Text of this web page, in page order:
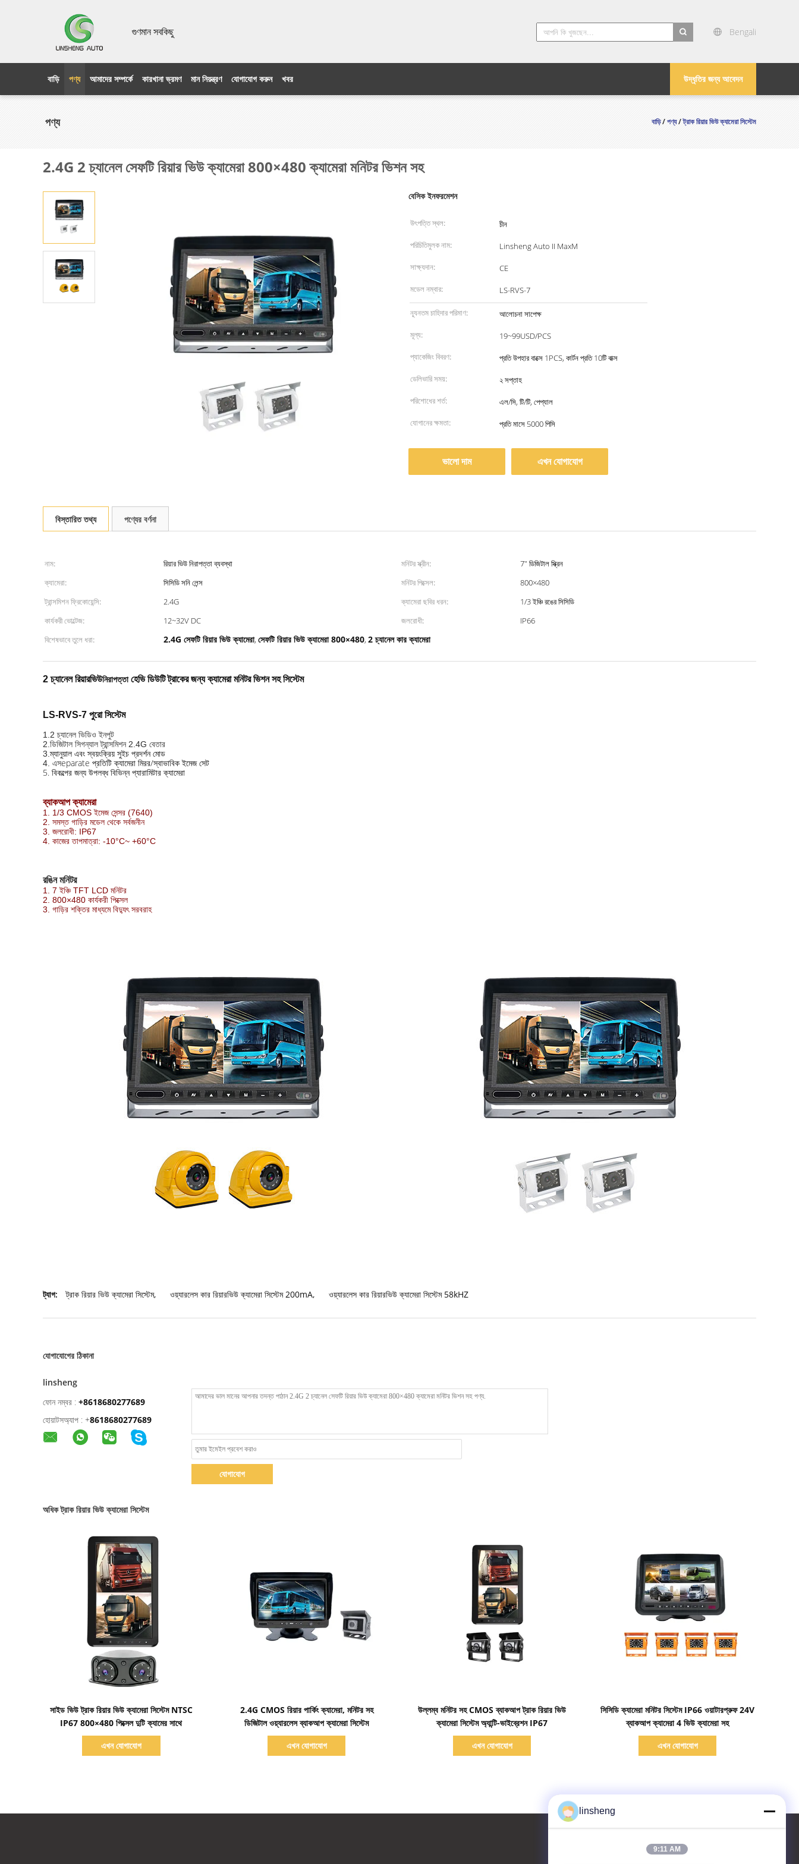
গুণমান সবকিছু Bengali
উদ্ধৃতির জন্য আবেদন
বাড়ি পণ্য আমাদের সম্পর্কে কারখানা ভ্রমণ মান নিয়ন্ত্রণ যোগাযোগ করুন খবর
পণ্য বাড়ি/পণ্য/ট্রাক রিয়ার ভিউ ক্যামেরা সিস্টেম
2.4G 2 চ্যানেল সেফটি রিয়ার ভিউ ক্যামেরা 800×480 ক্যামেরা মনিটর ভিশন সহ
বেসিক ইনফরমেশন
উৎপত্তি স্থল:
চীন
পরিচিতিমুলক নাম:
Linsheng Auto II MaxM
সাক্ষ্যদান:
CE
মডেল নম্বার:
LS-RVS-7
ন্যূনতম চাহিদার পরিমাণ:
আলোচনা সাপেক্ষ
মূল্য:
19~99USD/PCS
প্যাকেজিং বিবরণ:
প্রতি উপহার বাক্সে 1PCS, কার্টন প্রতি 10টি বাক্স
ডেলিভারি সময়:
২ সপ্তাহ
পরিশোধের শর্ত:
এল/সি, টি/টি, পেপ্যাল
যোগানের ক্ষমতা:
প্রতি মাসে 5000 পিসি
ভালো দাম এখন যোগাযোগ
বিস্তারিত তথ্য পণ্যের বর্ণনা
নাম: রিয়ার ভিউ নিরাপত্তা ব্যবস্থা মনিটর স্ক্রীন:
7" ডিজিটাল স্ক্রিন
ক্যামেরা:
সিসিডি সনি লেন্স মনিটর পিক্সেল:
800×480
ট্রান্সমিশন ফ্রিকোয়েন্সি:
2.4G ক্যামেরা ছবির ধরন:
1/3 ইঞ্চি রঙের সিসিডি
কার্যকরী ভোল্টেজ:
12~32V DC জলরোধী:
IP66
বিশেষভাবে তুলে ধরা:
2.4G সেফটি রিয়ার ভিউ ক্যামেরা, সেফটি রিয়ার ভিউ ক্যামেরা 800×480, 2 চ্যানেল কার ক্যামেরা
2 চ্যানেল রিয়ারভিউনিরাপত্তা হেভি ডিউটি ​​ট্রাকের জন্য ক্যামেরা মনিটর ভিশন সহ সিস্টেম
LS-RVS-7 পুরো সিস্টেম
1. 2 চ্যানেল ভিডিও ইনপুট
2. ডিজিটাল সিগন্যাল ট্রান্সমিশন 2.4G বেতার
3.ম্যানুয়াল এবং স্বয়ংক্রিয় সুইচ প্রদর্শন মোড
4. এসeparate প্রতিটি ক্যামেরা মিরর/স্বাভাবিক ইমেজ সেট
5. বিকল্পের জন্য উপলব্ধ বিভিন্ন প্যারামিটার ক্যামেরা
ব্যাকআপ ক্যামেরা
1. 1/3 CMOS ইমেজ সেন্সর (7640)
2. সমস্ত গাড়ির মডেল থেকে সর্বজনীন
3. জলরোধী: IP67
4. কাজের তাপমাত্রা: -10°C~ +60°C
রঙিন মনিটর
1. 7 ইঞ্চি TFT LCD মনিটর
2. 800×480 কার্যকরী পিক্সেল
3. গাড়ির শক্তির মাধ্যমে বিদ্যুৎ সরবরাহ
ট্যাগ: ট্রাক রিয়ার ভিউ ক্যামেরা সিস্টেম, ওয়্যারলেস কার রিয়ারভিউ ক্যামেরা সিস্টেম 200mA, ওয়্যারলেস কার রিয়ারভিউ ক্যামেরা সিস্টেম 58kHZ
যোগাযোগের ঠিকানা
linsheng
ফোন নম্বর : +8618680277689
হোয়াটসঅ্যাপ : +8618680277689
যোগাযোগ
অধিক ট্রাক রিয়ার ভিউ ক্যামেরা সিস্টেম
সাইড ভিউ ট্রাক রিয়ার ভিউ ক্যামেরা সিস্টেম NTSC
IP67 800×480 পিক্সেল দুটি ক্যামের সাথে
এখন যোগাযোগ
বিস্তারিত দেখাও
2.4G CMOS রিয়ার পার্কিং ক্যামেরা, মনিটর সহ
ডিজিটাল ওয়্যারলেস ব্যাকআপ ক্যামেরা সিস্টেম
এখন যোগাযোগ
উল্লম্ব মনিটর সহ CMOS ব্যাকআপ ট্রাক রিয়ার ভিউ
ক্যামেরা সিস্টেম অ্যান্টি-ভাইব্রেশন IP67
এখন যোগাযোগ
সিসিডি ক্যামেরা মনিটর সিস্টেম IP66 ওয়াটারপ্রুফ 24V
ব্যাকআপ ক্যামেরা 4 ভিউ ক্যামেরা সহ
এখন যোগাযোগ
linsheng
9:11 AM